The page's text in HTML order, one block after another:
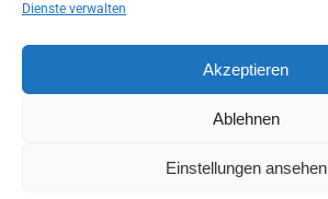
Dienste verwalten
Akzeptieren
Ablehnen
Einstellungen ansehen
Datenschutzerklärung Zahlungsarten
AGB Impressum